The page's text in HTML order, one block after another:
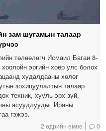
зам шугамын талаар
төлөөлөгч Исмаил Багаи 8-
эргийн хоёр улс болох
худалдааны хөлөг
зохицуулалтын талаар
техник, хууль эрх зүй,
асуудлуудыг Ираны
гэжээ.
2 өдрийн өмнө 0